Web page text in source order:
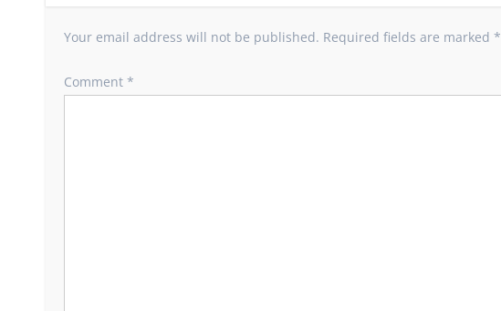
Your email address will not be published. Required fields are marked *
Comment *